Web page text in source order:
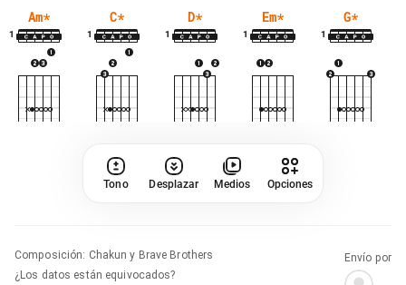
Am*
1
C*
1
D*
1
Em*
1
G*
1
Tono Desplazar Medios Opciones
Composición: Chakun y Brave Brothers
¿Los datos están equivocados?
Envío por